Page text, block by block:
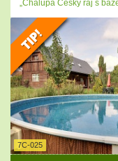
„Chalupa Český ráj s
7C-025